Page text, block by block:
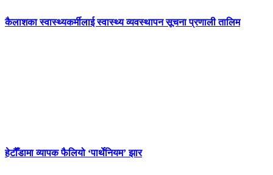
कैलाशका स्वास्थ्यकर्मीलाई स्वास्थ्य व्यवस्थापन सूचना प्रणाली तालिम
हेटौँडामा व्यापक फैलियो ‘पार्थेनियम’ झार